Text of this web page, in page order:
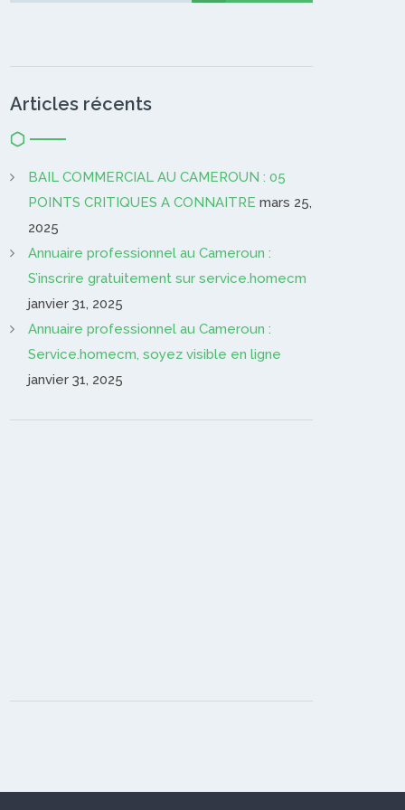
Articles récents
BAIL COMMERCIAL AU CAMEROUN : 05
POINTS CRITIQUES A CONNAITRE mars 25,
2025
Annuaire professionnel au Cameroun :
S’inscrire gratuitement sur service.homecm
janvier 31, 2025
Annuaire professionnel au Cameroun :
Service.homecm, soyez visible en ligne
janvier 31, 2025